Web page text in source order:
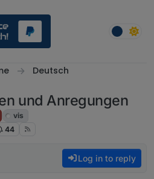
Deutsch
und Anregungen
vis
44
Log in to reply